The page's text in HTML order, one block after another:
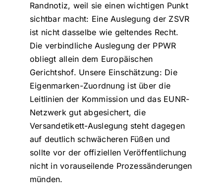
Randnotiz, weil sie einen wichtigen Punkt
sichtbar macht: Eine Auslegung der ZSVR
ist nicht dasselbe wie geltendes Recht.
Die verbindliche Auslegung der PPWR
obliegt allein dem Europäischen
Gerichtshof. Unsere Einschätzung: Die
Eigenmarken-Zuordnung ist über die
Leitlinien der Kommission und das EUNR-
Netzwerk gut abgesichert, die
Versandetikett-Auslegung steht dagegen
auf deutlich schwächeren Füßen und
sollte vor der offiziellen Veröffentlichung
nicht in vorauseilende Prozessänderungen
münden.